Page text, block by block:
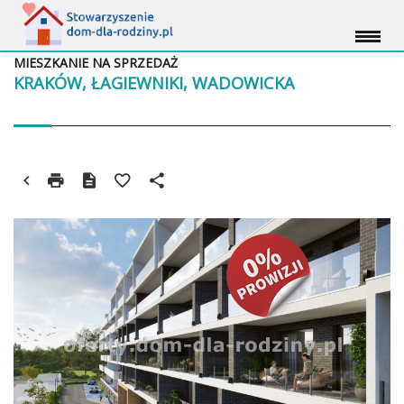
KRAKÓW, ŁAGIEWNIKI, WADOWICKA
MIESZKANIE NA SPRZEDAŻ